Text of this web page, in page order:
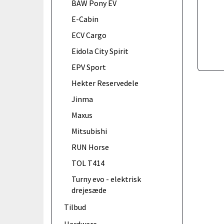
BAW Pony EV
E-Cabin
ECV Cargo
Eidola City Spirit
EPV Sport
Hekter Reservedele
Jinma
Maxus
Mitsubishi
RUN Horse
TOL T414
Turny evo - elektrisk
drejesæde
Tilbud